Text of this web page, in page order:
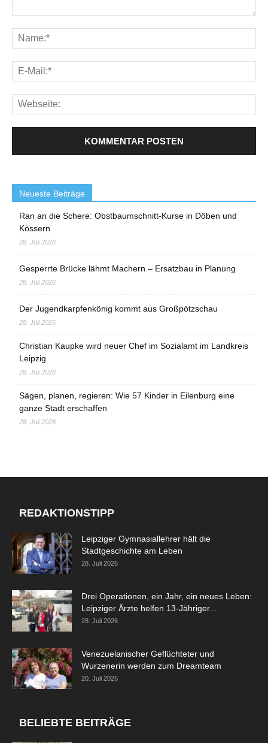
Neueste Beiträge
Ran an die Schere: Obstbaumschnitt-Kurse in Döben und
Kössern
28. Juli 2026
Gesperrte Brücke lähmt Machern – Ersatzbau in Planung
28. Juli 2026
Der Jugendkarpfenkönig kommt aus Großpötzschau
28. Juli 2026
Christian Kaupke wird neuer Chef im Sozialamt im Landkreis
Leipzig
28. Juli 2026
Sägen, planen, regieren: Wie 57 Kinder in Eilenburg eine
ganze Stadt erschaffen
28. Juli 2026
REDAKTIONSTIPP
Leipziger Gymnasiallehrer hält die
Stadtgeschichte am Leben
28. Juli 2026
Drei Operationen, ein Jahr, ein neues Leben:
Leipziger Ärzte helfen 13-Jähriger...
28. Juli 2026
Venezuelanischer Geflüchteter und
Wurzenerin werden zum Dreamteam
20. Juli 2026
BELIEBTE BEITRÄGE